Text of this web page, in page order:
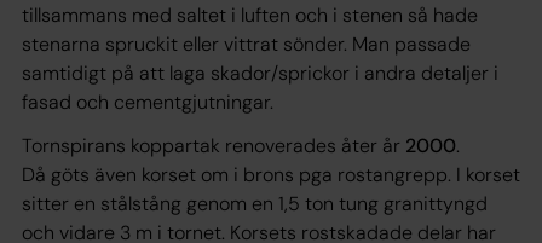
tillsammans med saltet i luften och i stenen så hade
stenarna spruckit eller vittrat sönder. Man passade
samtidigt på att laga skador/sprickor i andra detaljer i
fasad och cementgjutningar.
Tornspirans koppartak renoverades åter år 2000.
Då göts även korset om i brons pga rostangrepp. I korset
sitter en stålstång genom en 1,5 ton tung granittyngd
och vidare 3 m i tornet. Korsets rostskadade delar har